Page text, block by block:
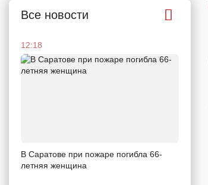
Все новости
12:18
В Саратове при пожаре погибла 66-
летняя женщина